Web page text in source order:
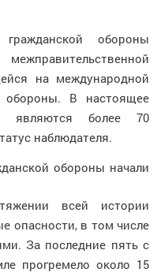
обороны
на международной
обороны. В настоящее
являются более 70
наблюдателя.
обороны начали
всей истории
опасности, в том числе
За последние пять с
прогремело около 15